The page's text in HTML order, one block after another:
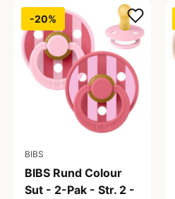
-20%
BIBS
BIBS Rund Colour
Sut - 2-Pak - Str. 2 -